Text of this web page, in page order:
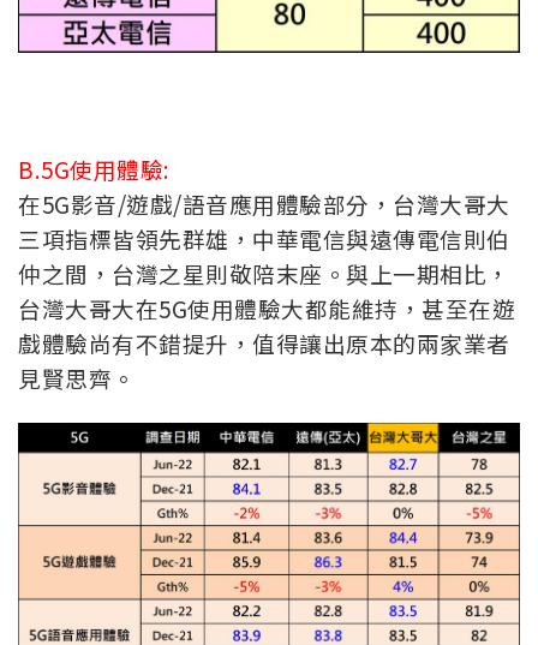
B.5G使用體驗:
在5G影音/遊戲/語音應用體驗部分，台灣大哥大
三項指標皆領先群雄，中華電信與遠傳電信則伯
仲之間，台灣之星則敬陪末座。與上一期相比，
台灣大哥大在5G使用體驗大都能維持，甚至在遊
戲體驗尚有不錯提升，值得讓出原本的兩家業者
見賢思齊。